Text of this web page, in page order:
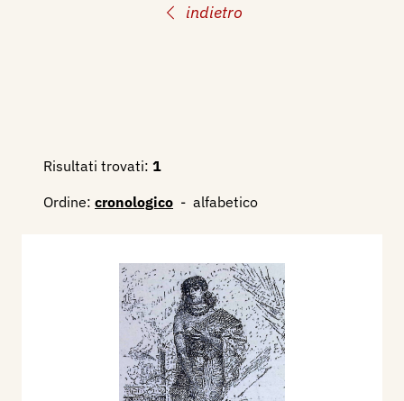
indietro
Risultati trovati: 1
Ordine: cronologico - alfabetico